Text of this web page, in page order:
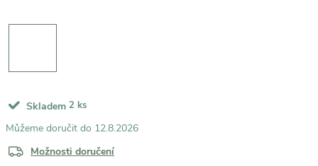
Skladem 2 ks
12.8.2026
Možnosti doručení